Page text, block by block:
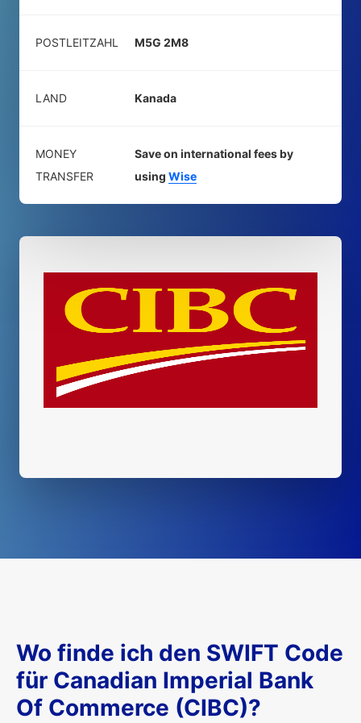
POSTLEITZAHL M5G 2M8
LAND Kanada
MONEY
TRANSFER
Save on international fees by
using Wise
Wo finde ich den SWIFT Code
für Canadian Imperial Bank
Of Commerce (CIBC)?